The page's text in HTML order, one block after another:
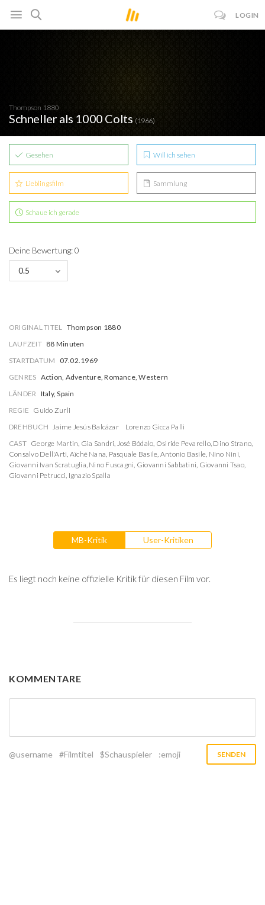
LOGIN
Thompson 1880
Schneller als 1000 Colts (1966)
Gesehen Will ich sehen
Lieblingsfilm Sammlung
Schaue ich gerade
Deine Bewertung: 0
0.5
ORIGINAL TITEL Thompson 1880
LAUFZEIT 88 Minuten
STARTDATUM
07.02.1969
GENRES Action, Adventure, Romance, Western
LÄNDER Italy, Spain
REGIE Guido Zurli
DREHBUCH Jaime Jesús Balcázar
Lorenzo Gicca Palli
CAST George Martin, Gia Sandri, José Bódalo, Osiride Pevarello, Dino Strano,
Consalvo Dell'Arti, Aïché Nana, Pasquale Basile, Antonio Basile, Nino Nini,
Giovanni Ivan Scratuglia, Nino Fuscagni, Giovanni Sabbatini, Giovanni Tsao,
Giovanni Petrucci, Ignazio Spalla
MB-Kritik User-Kritiken
Es liegt noch keine offizielle Kritik für diesen Film vor.
KOMMENTARE
@username #Filmtitel $Schauspieler :emoji